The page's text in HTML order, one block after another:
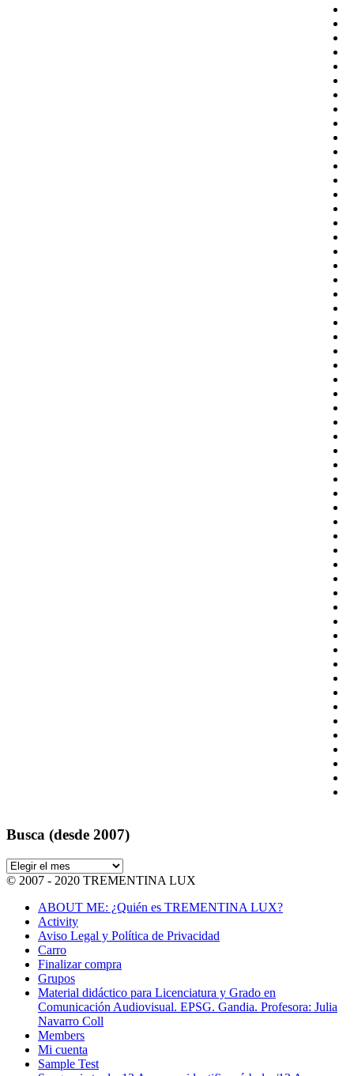
Busca (desde 2007)
Busca
(desde
© 2007 - 2020 TREMENTINA LUX
ABOUT ME: ¿Quién es TREMENTINA LUX?
Activity
Aviso Legal y Política de Privacidad
Carro
Finalizar compra
Grupos
Material didáctico para Licenciatura y Grado en
Comunicación Audiovisual. EPSG. Gandia. Profesora: Julia
Navarro Coll
Members
Mi cuenta
Sample Test